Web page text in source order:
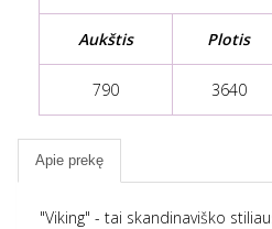
Aukštis Plotis
790 3640
Apie prekę
"Viking" - tai skandinaviško